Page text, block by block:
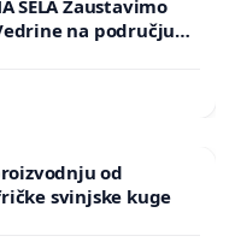
SELA Zaustavimo
na području
od
svinjske kuge